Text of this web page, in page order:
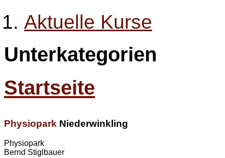
Aktuelle Kurse
Unterkategorien
Startseite
Physiopark Niederwinkling
Physiopark
Bernd Stiglbauer